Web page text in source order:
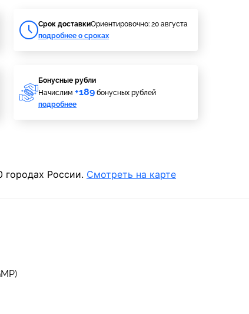
Cрок доставкиОриентировочно: 20 августа
подробнее о сроках
Бонусные рубли
Начислим +189 бонусных рублей
подробнее
городах России. Смотреть на карте